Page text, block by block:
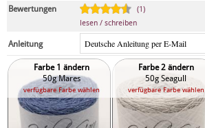
Bewertungen
(1)
lesen / schreiben
Anleitung
Farbe 1 ändern
50g Mares
verfügbare Farbe wählen
Farbe 2 ändern
50g Seagull
verfügbare Farbe wählen